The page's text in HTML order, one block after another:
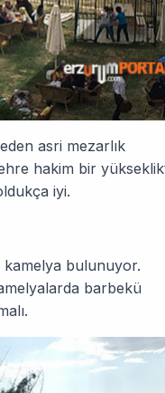
asri mezarlık
hakim bir
iyi.
kamelya bulunuyor.
barbekü